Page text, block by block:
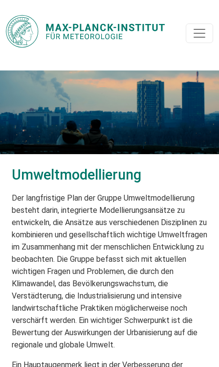
Umweltmodellierung
Der langfristige Plan der Gruppe Umweltmodellierung
besteht darin, integrierte Modellierungsansätze zu
entwickeln, die Ansätze aus verschiedenen Disziplinen zu
kombinieren und gesellschaftlich wichtige Umweltfragen
im Zusammenhang mit der menschlichen Entwicklung zu
beobachten. Die Gruppe befasst sich mit aktuellen
wichtigen Fragen und Problemen, die durch den
Klimawandel, das Bevölkerungswachstum, die
Verstädterung, die Industrialisierung und intensive
landwirtschaftliche Praktiken möglicherweise noch
verschärft werden. Ein wichtiger Schwerpunkt ist die
Bewertung der Auswirkungen der Urbanisierung auf die
regionale und globale Umwelt.
Ein Hauptaugenmerk liegt in der Verbesserung der